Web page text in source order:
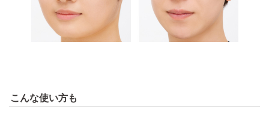
こんな使い方も